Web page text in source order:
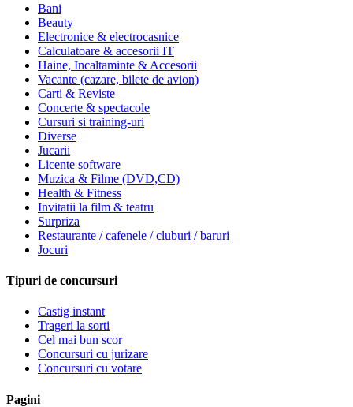
Bani
Beauty
Electronice & electrocasnice
Calculatoare & accesorii IT
Haine, Incaltaminte & Accesorii
Vacante (cazare, bilete de avion)
Carti & Reviste
Concerte & spectacole
Cursuri si training-uri
Diverse
Jucarii
Licente software
Muzica & Filme (DVD,CD)
Health & Fitness
Invitatii la film & teatru
Surpriza
Restaurante / cafenele / cluburi / baruri
Jocuri
Tipuri de concursuri
Castig instant
Trageri la sorti
Cel mai bun scor
Concursuri cu jurizare
Concursuri cu votare
Pagini